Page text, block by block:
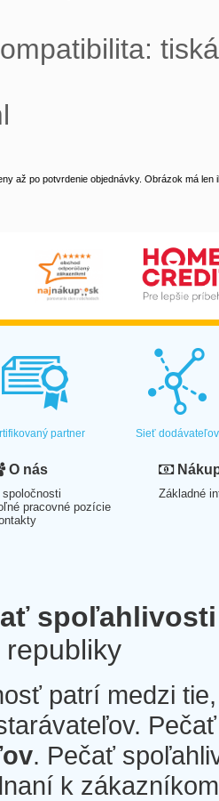
až po potvrdenie objednávky. Obrázok má len
partner Sieť dodávateľov
O nás
spoločnosti
pracovné pozície
Základné
spoľahlivosti
patrí medzi
. Pečať
k